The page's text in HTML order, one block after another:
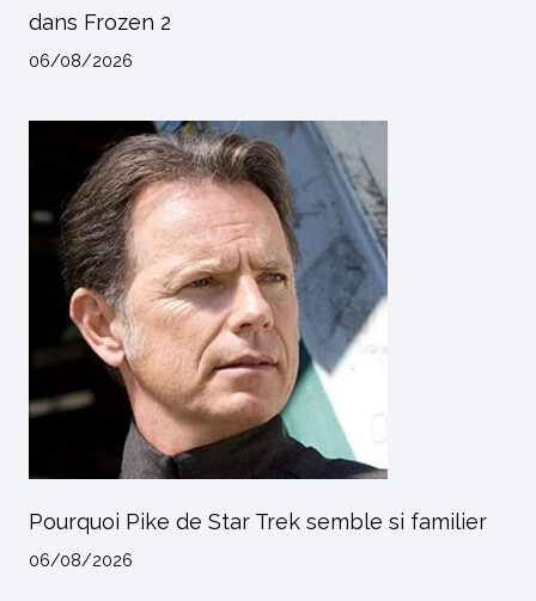
dans Frozen 2
06/08/2026
Pourquoi Pike de Star Trek semble si familier
06/08/2026